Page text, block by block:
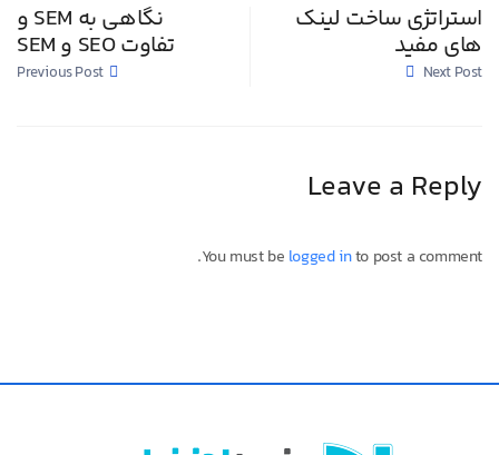
نگاهی به SEM و
تفاوت SEO و SEM
Previous Post
استراتژی ساخت لینک
های مفید
Next Post
Leave a Reply
You must belogged into post a comment.